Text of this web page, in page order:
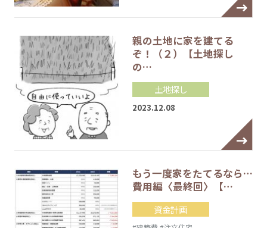
親の土地に家を建てる
ぞ！（２）【土地探し
の…
土地探し
2023.12.08
もう一度家をたてるなら…
費用編〈最終回〉【…
資金計画